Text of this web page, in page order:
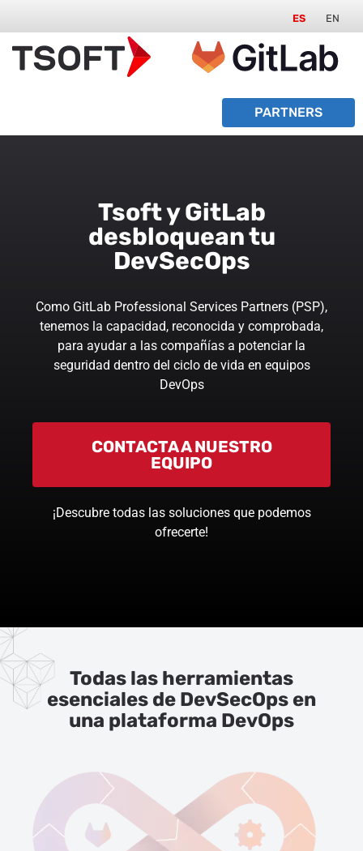
ES EN
PARTNERS
Tsoft y GitLab
desbloquean tu
DevSecOps
Como GitLab Professional Services Partners (PSP),
tenemos la capacidad, reconocida y comprobada,
para ayudar a las compañías a potenciar la
seguridad dentro del ciclo de vida en equipos
DevOps
CONTACTA A NUESTRO
EQUIPO
¡Descubre todas las soluciones que podemos
ofrecerte!
Todas las herramientas
esenciales de DevSecOps en
una plataforma DevOps